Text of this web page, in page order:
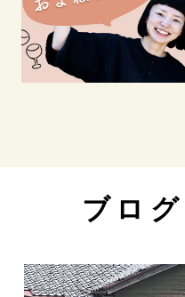
ブロ